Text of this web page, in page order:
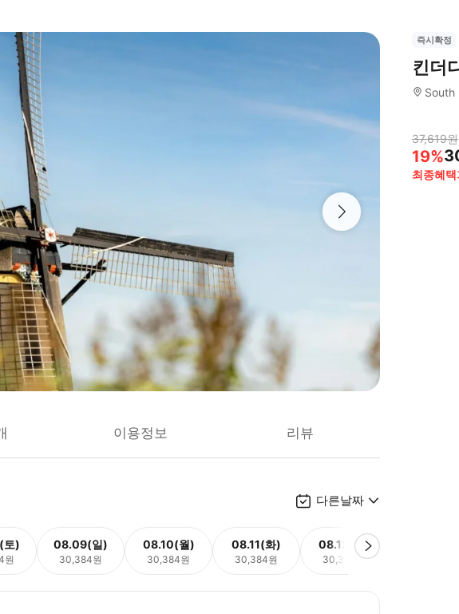
이용정보 리뷰
다른날짜
)
원
08.09(일)
30,384원
08.10(월)
30,384원
08.11(화)
30,384원
08.12(수)
30,384원
즉시확정
킨더
South
37,619원
19%
최종혜택